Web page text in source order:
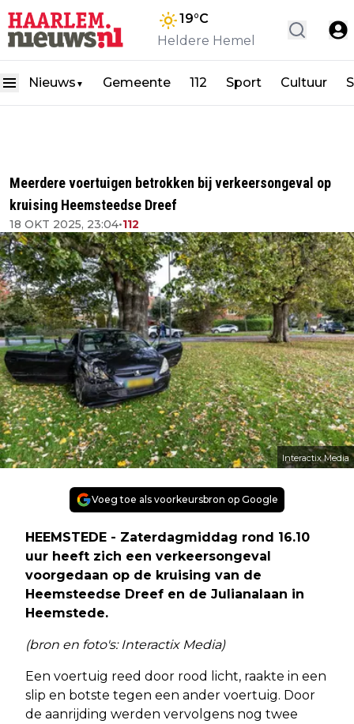
19°C
Heldere Hemel
Nieuws ▼ Gemeente 112 Sport Cultuur
Meerdere voertuigen betrokken bij verkeersongeval op
kruising Heemsteedse Dreef
18 OKT 2025, 23:04•112
Interactix Media
Voeg toe als voorkeursbron op Google
HEEMSTEDE - Zaterdagmiddag rond 16.10
uur heeft zich een verkeersongeval
voorgedaan op de kruising van de
Heemsteedse Dreef en de Julianalaan in
Heemstede.
(bron en foto's: Interactix Media)
Een voertuig reed door rood licht, raakte in een
slip en botste tegen een ander voertuig. Door
de aanrijding werden vervolgens nog twee